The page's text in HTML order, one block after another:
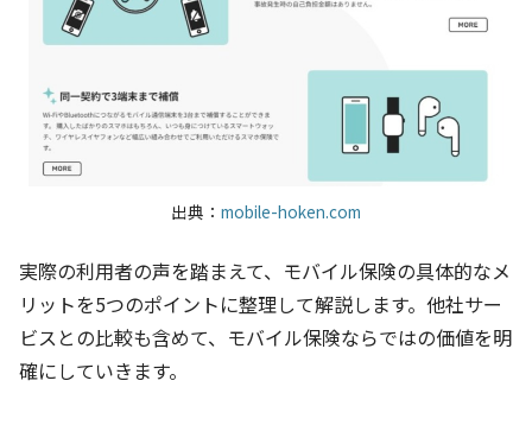
出典： mobile-hoken.com
実際の利用者の声を踏まえて、モバイル保険の具体的なメ
リットを5つのポイントに整理して解説します。他社サー
ビスとの比較も含めて、モバイル保険ならではの価値を明
確にしていきます。